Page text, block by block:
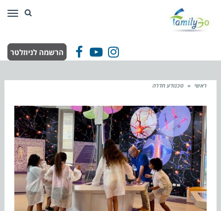
Facebook
YouTube
Instagram הרשמה לניוזלטר
ראשי » טכנודע חדרה